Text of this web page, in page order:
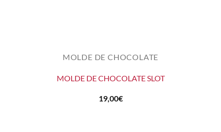
MOLDE DE CHOCOLATE
MOLDE DE CHOCOLATE SLOT
19,00€